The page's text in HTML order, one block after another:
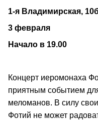
1-я Владимирская,
3 февраля
Начало в 19.00
Концерт иеромонаха
приятным событием
меломанов. В силу
Фотий не может